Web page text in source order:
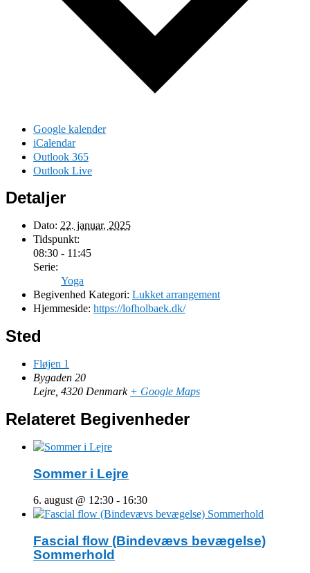
Google kalender
iCalendar
Outlook 365
Outlook Live
Detaljer
Dato: 22. januar, 2025
Tidspunkt:
08:30 - 11:45
Serie:
Yoga
Begivenhed Kategori: Lukket arrangement
Hjemmeside: https://lofholbaek.dk/
Sted
Fløjen 1
Bygaden 20
Lejre 4320 Denmark + Google Maps
Relateret Begivenheder
Sommer i Lejre
6. august @ 12:30 - 16:30
Fascial flow (Bindevævs bevægelse)
Sommerhold